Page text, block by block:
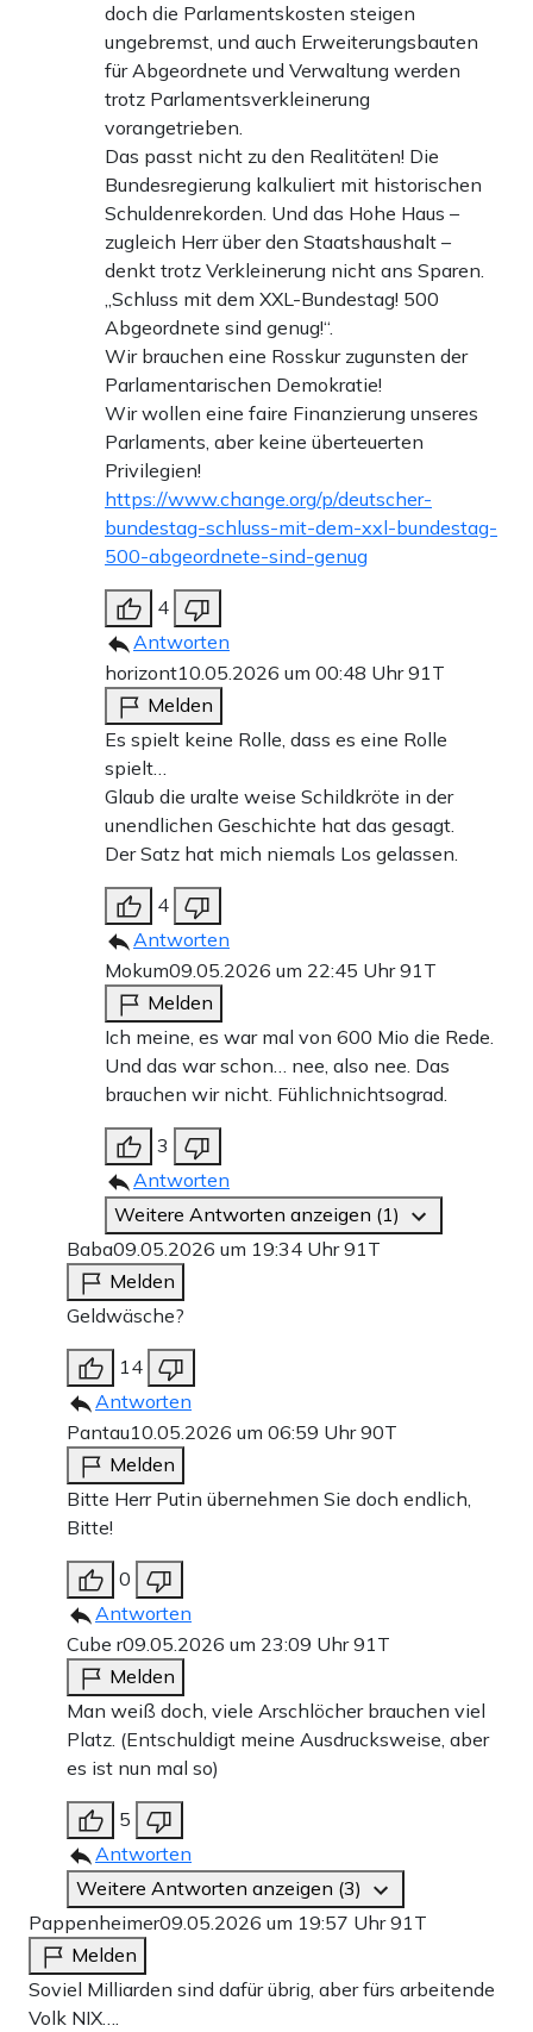
doch die Parlamentskosten steigen
ungebremst, und auch Erweiterungsbauten
für Abgeordnete und Verwaltung werden
trotz Parlamentsverkleinerung
vorangetrieben.
Das passt nicht zu den Realitäten! Die
Bundesregierung kalkuliert mit historischen
Schuldenrekorden. Und das Hohe Haus –
zugleich Herr über den Staatshaushalt –
denkt trotz Verkleinerung nicht ans Sparen.
„Schluss mit dem XXL-Bundestag! 500
Abgeordnete sind genug!“.
Wir brauchen eine Rosskur zugunsten der
Parlamentarischen Demokratie!
Wir wollen eine faire Finanzierung unseres
Parlaments, aber keine überteuerten
Privilegien!
https://www.change.org/p/deutscher-
bundestag-schluss-mit-dem-xxl-bundestag-
500-abgeordnete-sind-genug
4
Antworten
horizont10.05.2026 um 00:48 Uhr91T
Melden
Es spielt keine Rolle, dass es eine Rolle
spielt…
Glaub die uralte weise Schildkröte in der
unendlichen Geschichte hat das gesagt.
Der Satz hat mich niemals Los gelassen.
4
Antworten
Mokum09.05.2026 um 22:45 Uhr91T
Melden
Ich meine, es war mal von 600 Mio die Rede.
Und das war schon… nee, also nee. Das
brauchen wir nicht. Fühlichnichtsograd.
3
Antworten
Weitere Antworten anzeigen (1)
Baba09.05.2026 um 19:34 Uhr91T
Melden
Geldwäsche?
14
Antworten
Pantau10.05.2026 um 06:59 Uhr90T
Melden
Bitte Herr Putin übernehmen Sie doch endlich,
Bitte!
0
Antworten
Cube r09.05.2026 um 23:09 Uhr91T
Melden
Man weiß doch, viele Arschlöcher brauchen viel
Platz. (Entschuldigt meine Ausdrucksweise, aber
es ist nun mal so)
5
Antworten
Weitere Antworten anzeigen (3)
Pappenheimer09.05.2026 um 19:57 Uhr91T
Melden
Soviel Milliarden sind dafür übrig, aber fürs arbeitende
Volk NIX….